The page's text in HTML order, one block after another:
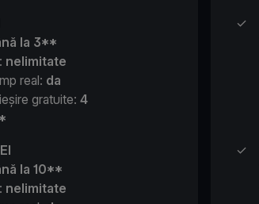
la 3**
nelimitate
real: da
gratuite: 4
la 10**
nelimitate
✓
✓